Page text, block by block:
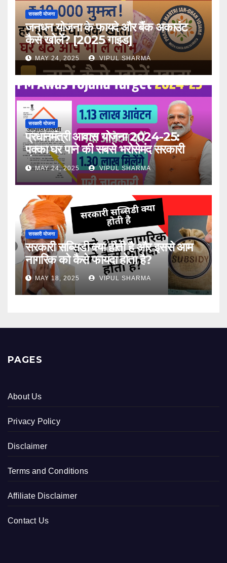
सरकारी योजना
जनधन योजना के फायदे और बैंक अकाउंट
कैसे खोलें? [2025 गाइड]
MAY 24, 2025 VIPUL SHARMA
सरकारी योजना
प्रधानमंत्री आवास योजना 2024-25:
पक्का घर पाने की सबसे भरोसेमंद सरकारी
योजना
MAY 24, 2025 VIPUL SHARMA
सरकारी योजना
सरकारी सब्सिडी क्या होती है और इससे आम
नागरिक को कैसे फायदा होता है?
MAY 18, 2025 VIPUL SHARMA
PAGES
About Us
Privacy Policy
Disclaimer
Terms and Conditions
Affiliate Disclaimer
Contact Us